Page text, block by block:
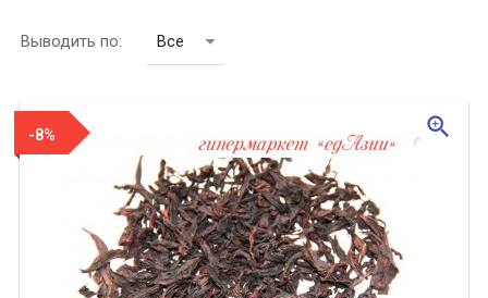
Выводить по: Все
-8% zoom_in